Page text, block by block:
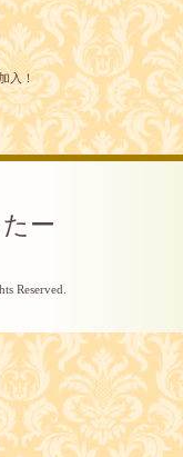
入！
ー
Reserved.